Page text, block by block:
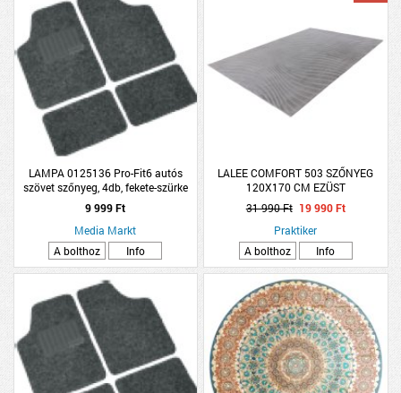
LAMPA 0125136 Pro-Fit6 autós
szövet szőnyeg, 4db, fekete-szürke
9 999 Ft
Media Markt
A bolthoz
Info
LALEE COMFORT 503 SZŐNYEG
120X170 CM EZÜST
31 990 Ft 19 990 Ft
Praktiker
A bolthoz
Info